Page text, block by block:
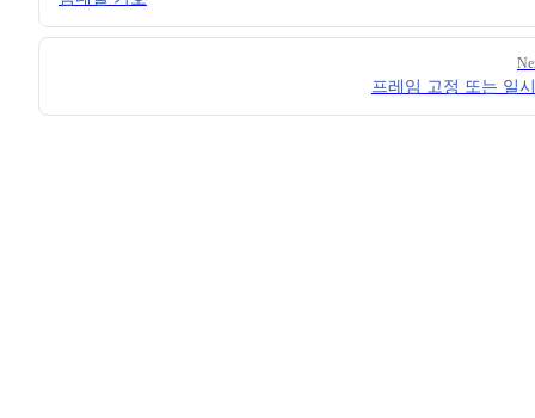
프레임 고정 또는 일